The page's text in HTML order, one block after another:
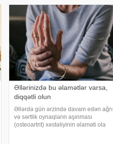
Əllərinizdə bu əlamətlər varsa,
diqqətli olun
Əllərdə gün ərzində davam edən ağrı
və sərtlik oynaqların aşınması
(osteoartrit) xəstəliyinin əlaməti ola